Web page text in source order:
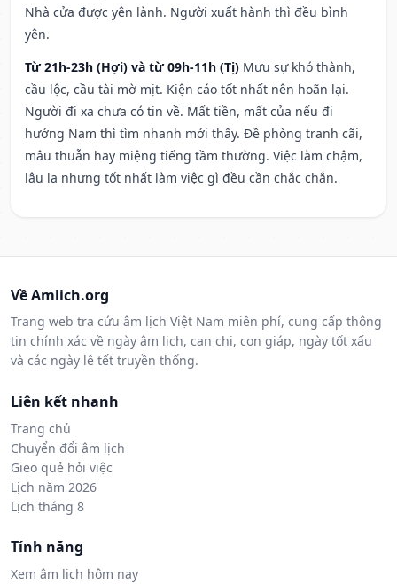
Nhà cửa được yên lành. Người xuất hành thì đều bình
yên.
Từ 21h-23h (Hợi) và từ 09h-11h (Tị) Mưu sự khó thành,
cầu lộc, cầu tài mờ mịt. Kiện cáo tốt nhất nên hoãn lại.
Người đi xa chưa có tin về. Mất tiền, mất của nếu đi
hướng Nam thì tìm nhanh mới thấy. Đề phòng tranh cãi,
mâu thuẫn hay miệng tiếng tầm thường. Việc làm chậm,
lâu la nhưng tốt nhất làm việc gì đều cần chắc chắn.
Về Amlich.org
Trang web tra cứu âm lịch Việt Nam miễn phí, cung cấp thông
tin chính xác về ngày âm lịch, can chi, con giáp, ngày tốt xấu
và các ngày lễ tết truyền thống.
Liên kết nhanh
Trang chủ
Chuyển đổi âm lịch
Gieo quẻ hỏi việc
Lịch năm 2026
Lịch tháng 8
Tính năng
Xem âm lịch hôm nay